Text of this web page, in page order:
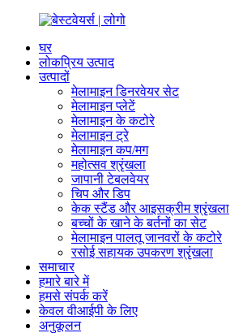
घर
लोकप्रिय उत्पाद
उत्पादों
मेलामाइन डिनरवेयर सेट
मेलामाइन प्लेटें
मेलामाइन के कटोरे
मेलामाइन ट्रे
मेलामाइन कप/मग
महोत्सव श्रृंखला
जापानी टेबलवेयर
चिप और डिप
केक स्टैंड और आइसक्रीम श्रृंखला
बच्चों के खाने के बर्तनों का सेट
मेलामाइन पालतू जानवरों के कटोरे
रसोई सहायक उपकरण श्रृंखला
समाचार
हमारे बारे में
हमसे संपर्क करें
केवल वीआईपी के लिए
अनुकूलन